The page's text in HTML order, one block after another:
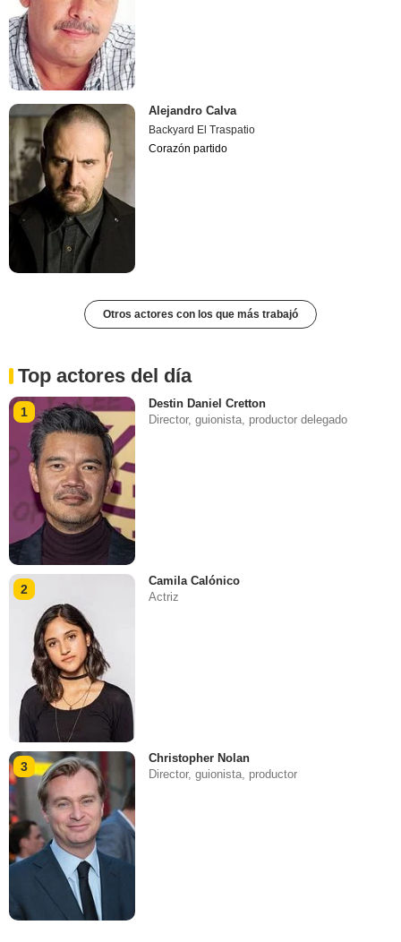
Alejandro Calva
Backyard El Traspatio
Corazón partido
Otros actores con los que más trabajó
Top actores del día
1
Destin Daniel Cretton
Director, guionista, productor delegado
2
Camila Calónico
Actriz
3
Christopher Nolan
Director, guionista, productor